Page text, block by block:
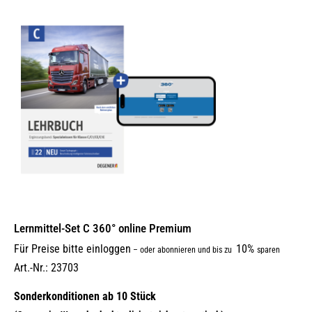
Lernmittel-Set C 360° online Premium
Für Preise bitte einloggen – oder abonnieren und bis zu 10% sparen
Art.-Nr.: 23703